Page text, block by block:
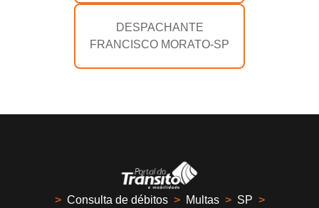
DESPACHANTE
FRANCISCO MORATO-SP
> Consulta de débitos > Multas > SP >